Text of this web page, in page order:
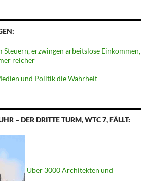
Steuern, erzwingen arbeitslose Einkommen,
reicher
und Politik die Wahrheit
– DER DRITTE TURM, WTC 7, FÄLLT:
Über 3000 Architekten und